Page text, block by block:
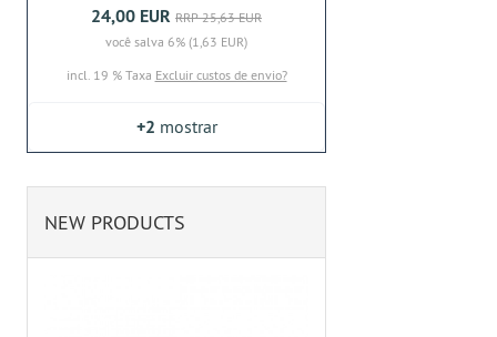
24,00 EUR RRP 25,63 EUR
você salva 6% (1,63 EUR)
incl. 19 % Taxa Excluir custos de envio?
+2 mostrar
NEW PRODUCTS